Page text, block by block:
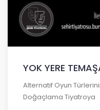
YOK YERE
Alternatif Oyun
Doğaçlama Tiyatroya